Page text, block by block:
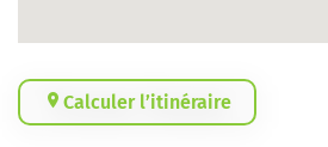
Calculer l’itinéraire